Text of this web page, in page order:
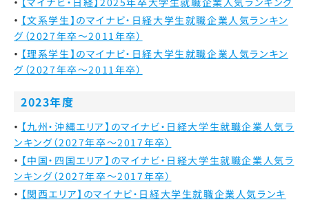
【文系学生】のマイナビ・日経大学生就職企業人気ランキン
グ（2027年卒～2011年卒）
【理系学生】のマイナビ・日経大学生就職企業人気ランキン
グ（2027年卒～2011年卒）
2023年度
【九州・沖縄エリア】のマイナビ・日経大学生就職企業人気ラ
ンキング（2027年卒～2017年卒）
【中国・四国エリア】のマイナビ・日経大学生就職企業人気ラ
ンキング（2027年卒～2017年卒）
【関西エリア】のマイナビ・日経大学生就職企業人気ランキ